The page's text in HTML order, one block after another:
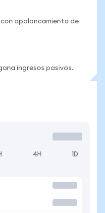
apalancamiento de
ingresos pasivos.
4H 1D